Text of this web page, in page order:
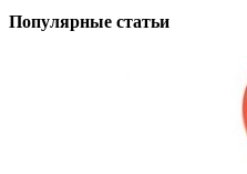
Популярные статьи